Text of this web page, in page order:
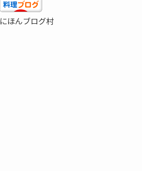
にほんブログ村